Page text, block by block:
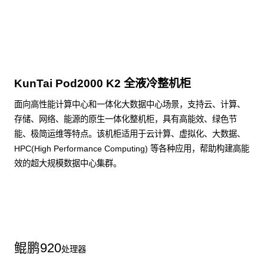
KunTai Pod2000 K2 全液冷整机柜
面向高性能计算中心和一体化大数据中心场景，支持云、计算、
存储、网络、能源的原生一体化整机柜，具有高能效、绿色节
能、极简运维等特点。该机柜适用于云计算、虚拟化、大数据、
HPC(High Performance Computing) 等各种应用，帮助构建高能
效的超大规模数据中心集群。
鲲鹏920处理器